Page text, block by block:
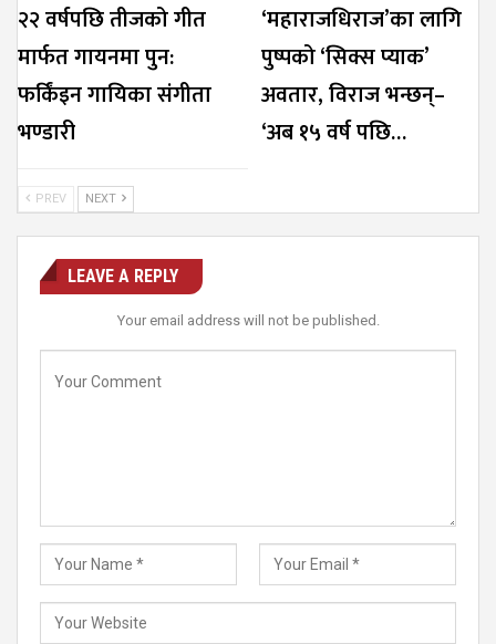
२२ वर्षपछि तीजको गीत
मार्फत गायनमा पुन:
फर्किंइन गायिका संगीता
भण्डारी
‘महाराजधिराज’का लागि
पुष्पको ‘सिक्स प्याक’
अवतार, विराज भन्छन्–
‘अब १५ वर्ष पछि…
PREV NEXT
LEAVE A REPLY
Your email address will not be published.